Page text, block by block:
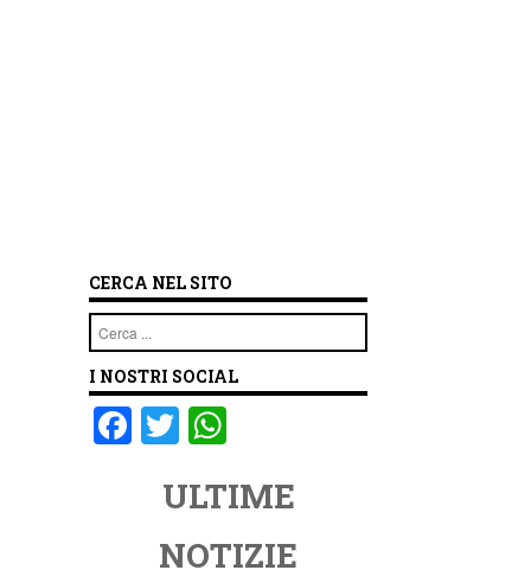
CERCA NEL SITO
Cerca
I NOSTRI SOCIAL
F T
tt
er
at
s
ULTIME
NOTIZIE